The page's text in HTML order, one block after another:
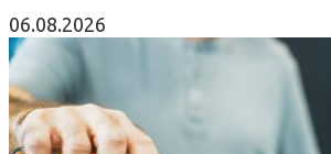
06.08.2026